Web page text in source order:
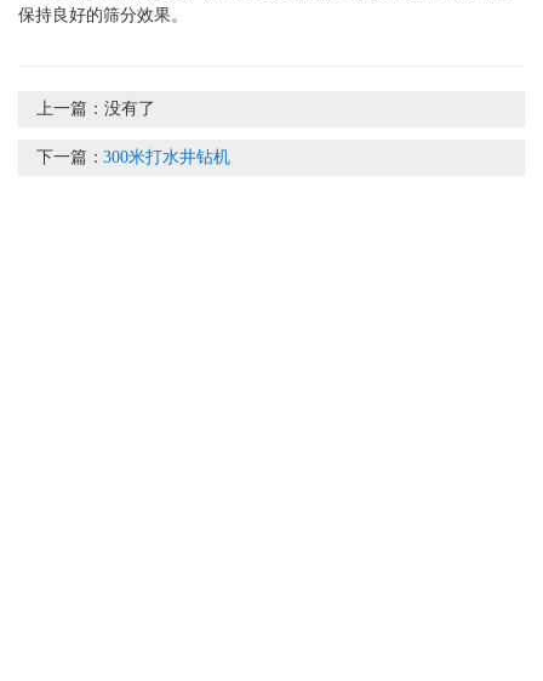
保持良好的筛分效果。
上一篇： 没有了
下一篇：300米打水井钻机